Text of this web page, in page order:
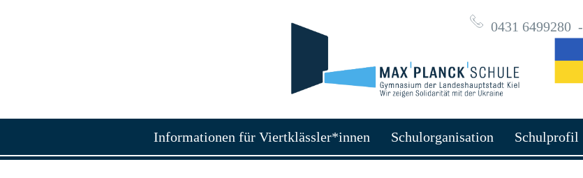
0431 6499280 -
Informationen für Viertklässler*innen Schulorganisation Schulprofil